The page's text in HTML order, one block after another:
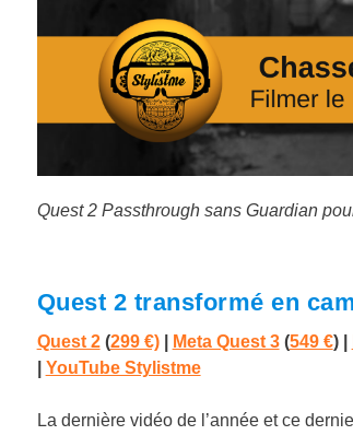
Quest 2 Passthrough sans Guardian
Quest 2 transformé en
Quest 2(299 €) Meta Quest 3(549 €)
YouTube Stylistme
La dernière vidéo de l’année et ce